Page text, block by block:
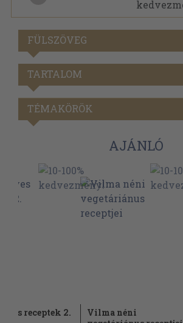
FÜLSZÖVEG
TARTALOM
TÉMAKÖRÖK
AJÁNLÓ
receptek 2.
Vilma néni